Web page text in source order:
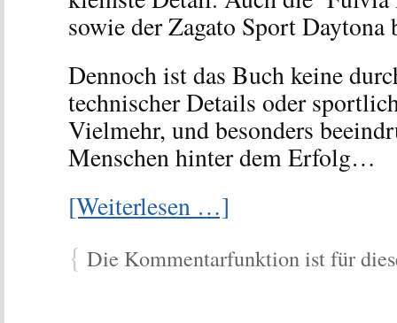
sowie der Zagato Sport
Dennoch ist das Buch keine
technischer Details oder
Vielmehr, und besonders
Menschen hinter dem Erfolg…
[Weiterlesen …]
{ Die Kommentarfunktion ist für